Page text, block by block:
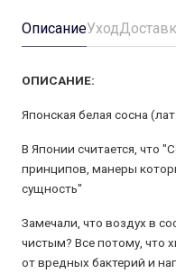
ОписаниеУход
ОПИСАНИЕ:
Японская белая сосна (лат.
В Японии считается, что
принципов, манеры
сущность"
Замечали, что воздух в
чистым? Все потому, что
от вредных бактерий и